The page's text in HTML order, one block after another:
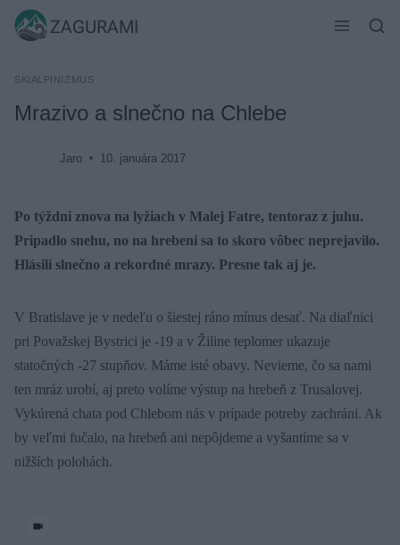
Skip
ZAGURAMI
SKIALPINIZMUS
Mrazivo a slnečno na Chlebe
Jaro 10. januára 2017
Po týždni znova na lyžiach v Malej Fatre, tentoraz z juhu.
Pripadlo snehu, no na hrebeni sa to skoro vôbec neprejavilo.
Hlásili slnečno a rekordné mrazy. Presne tak aj je.
V Bratislave je v nedeľu o šiestej ráno mínus desať. Na diaľnici
pri Považskej Bystrici je -19 a v Žiline teplomer ukazuje
statočných -27 stupňov. Máme isté obavy. Nevieme, čo sa nami
ten mráz urobí, aj preto volíme výstup na hrebeň z Trusalovej.
Vykúrená chata pod Chlebom nás v prípade potreby zachráni. Ak
by veľmi fučalo, na hrebeň ani nepôjdeme a vyšantíme sa v
nižších polohách.